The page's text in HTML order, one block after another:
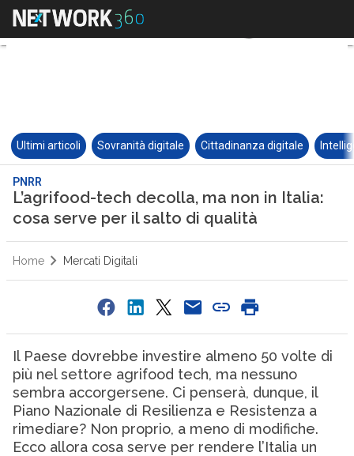
Ultimi articoli Sovranità digitale Cittadinanza digitale
PNRR
L’agrifood-tech decolla, ma non in Italia:
cosa serve per il salto di qualità
Home Mercati Digitali
Il Paese dovrebbe investire almeno 50 volte di
più nel settore agrifood tech, ma nessuno
sembra accorgersene. Ci penserà, dunque, il
Piano Nazionale di Resilienza e Resistenza a
rimediare? Non proprio, a meno di modifiche.
Ecco allora cosa serve per rendere l’Italia un